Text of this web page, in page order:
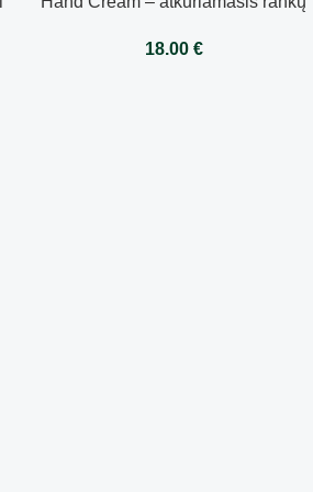
18.00 €